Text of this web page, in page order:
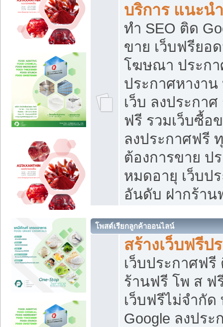
บริการ แนะน
ทำ SEO ติด
ขาย เว็บฟรียอ
โฆษณา ประกา
ประกาศหางา
เว็บ ลงประกา
ฟรี รวมเว็บซื้อ
ลงประกาศฟรี
ต้องการขาย ป
หมดอายุ เว็บป
อันดับ ฝากร้าน
โพสต์เรียกลูกค้าออนไลน์
สร้างเว็บฟรีป
เว็บประกาศฟ
ร้านฟรี โพ ส ฟ
เว็บฟรีไม่จำกัด
Google ลงประ